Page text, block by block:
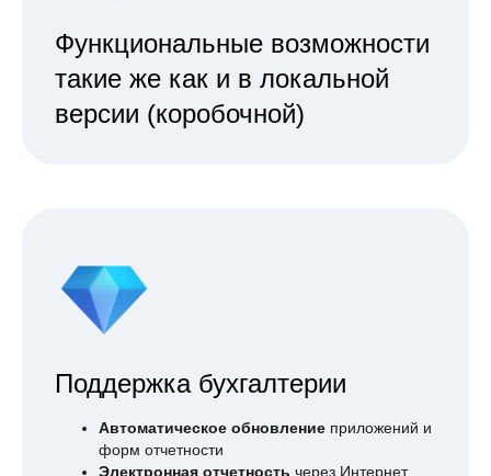
Функциональные возможности
такие же как и в локальной
версии (коробочной)
Поддержка бухгалтерии
Автоматическое обновление приложений и
форм отчетности
Электронная отчетность через Интернет